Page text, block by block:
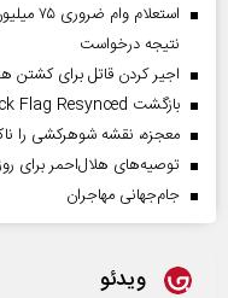
نتیجه درخواست
اجیر کردن قاتل برای کشتن
بازگشت Black Flag Resynced خبری جذاب برای دوستداران بازی
معجزه، نقشه شوهرکشی را
توصیه‌های هلال‌احمر برای
جام‌جهانی مهاجران
ویدئو